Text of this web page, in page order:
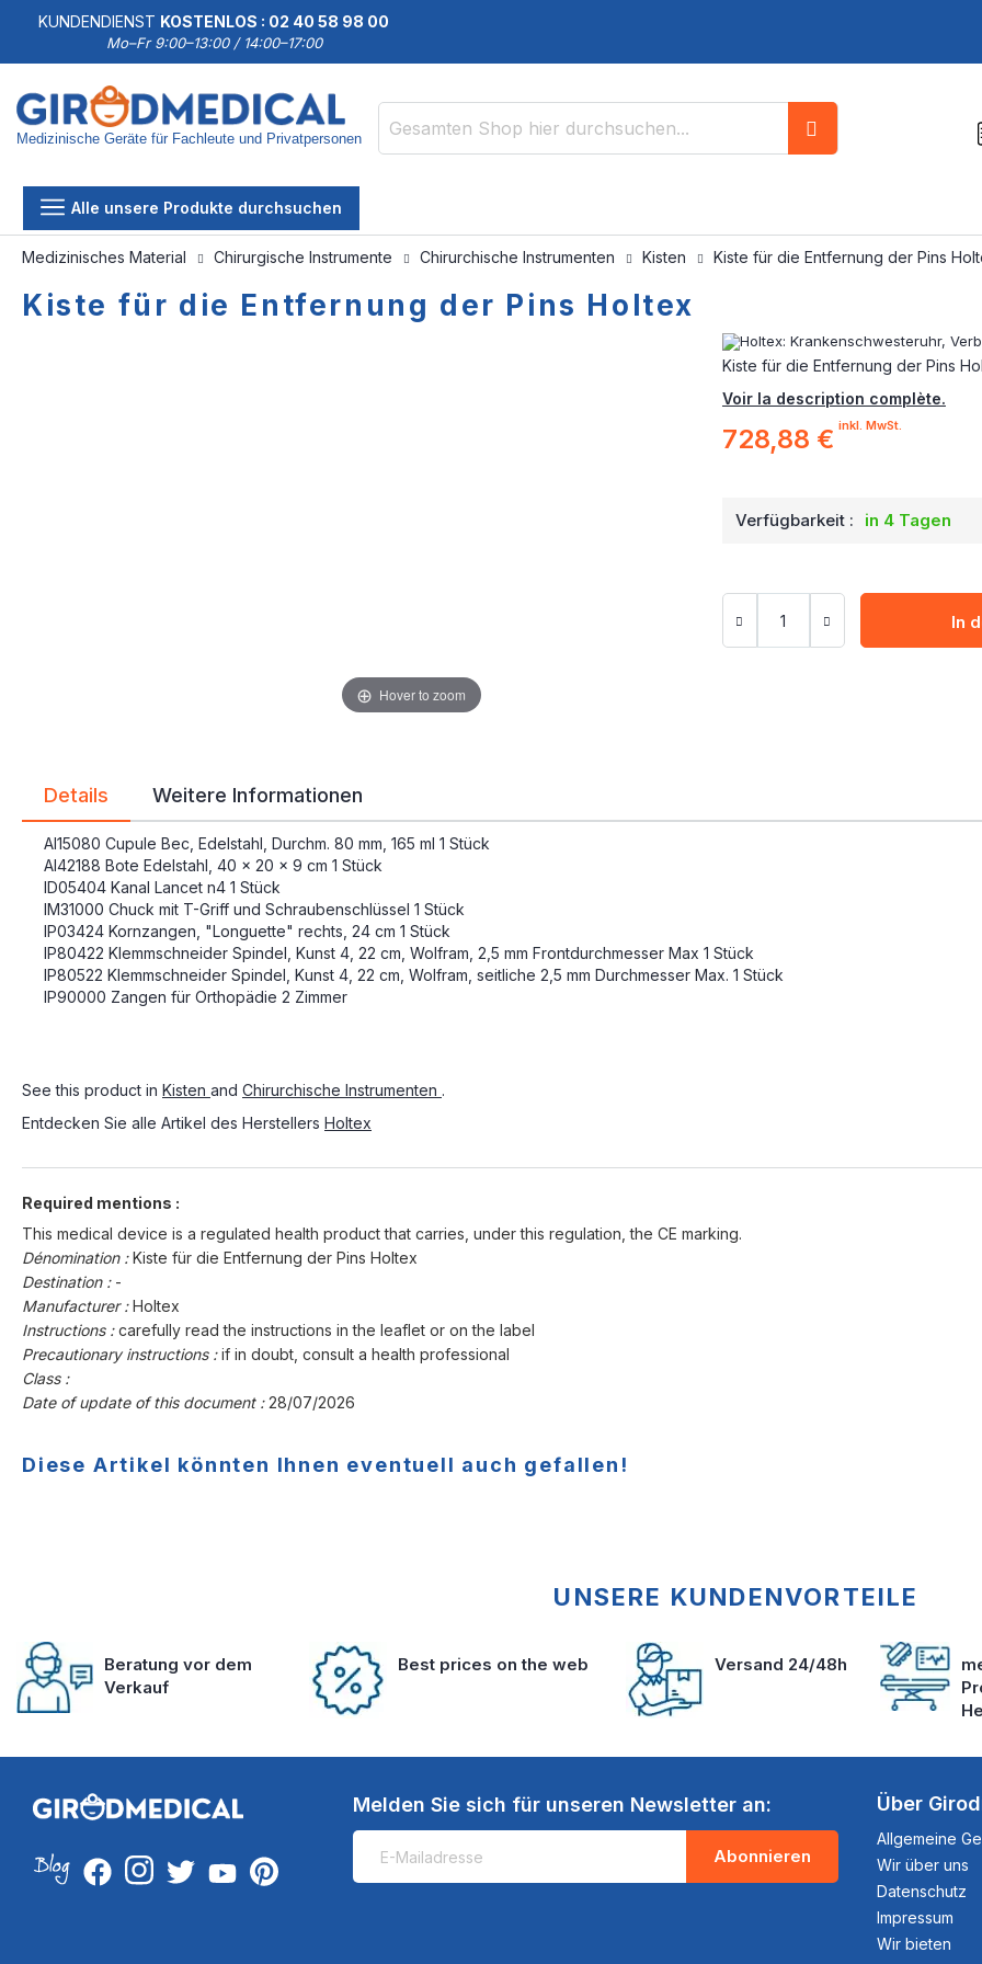
KUNDENDIENST KOSTENLOS : 02 40 58 98 00
Mo–Fr 9:00–13:00 / 14:00–17:00
Medizinische Geräte für Fachleute und Privatpersonen
Alle unsere Produkte durchsuchen
Medizinisches Material Chirurgische Instrumente Chirurchische Instrumenten Kisten Kiste für die Entfernung der Pins
Kiste für die Entfernung der Pins Holtex
Kiste für die Entfernung der Pins
Voir la description complète.
728,88 € inkl. MwSt.
Verfügbarkeit : in 4 Tagen
In
Hover to zoom
Details
AI15080 Cupule Bec, Edelstahl, Durchm. 80 mm, 165 ml 1 Stück
AI42188 Bote Edelstahl, 40 x 20 x 9 cm 1 Stück
ID05404 Kanal Lancet n4 1 Stück
IM31000 Chuck mit T-Griff und Schraubenschlüssel 1 Stück
IP03424 Kornzangen, "Longuette" rechts, 24 cm 1 Stück
IP80422 Klemmschneider Spindel, Kunst 4, 22 cm, Wolfram, 2,5 mm Frontdurchmesser Max 1 Stück
IP80522 Klemmschneider Spindel, Kunst 4, 22 cm, Wolfram, seitliche 2,5 mm Durchmesser Max. 1 Stück
IP90000 Zangen für Orthopädie 2 Zimmer
Weitere Informationen
See this product in Kisten and Chirurchische Instrumenten .
Entdecken Sie alle Artikel des Herstellers Holtex
Required mentions :
This medical device is a regulated health product that carries, under this regulation, the CE marking.
Dénomination :Kiste für die Entfernung der Pins Holtex
Destination : -
Manufacturer :Holtex
Instructions :carefully read the instructions in the leaflet or on the label
Precautionary instructions :if in doubt, consult a health professional
Class :
Date of update of this document :28/07/2026
Diese Artikel könnten Ihnen eventuell auch gefallen!
UNSERE KUNDENVORTEILE
Beratung vor dem
Verkauf
Best prices on the web Versand 24/48h
Melden Sie sich für unseren Newsletter an:
Abonnieren
Über
Allgemeine
Wir über uns
Datenschutz
Impressum
Wir bieten